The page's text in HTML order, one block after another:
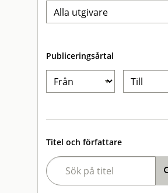
Publiceringsårtal
Titel och författare